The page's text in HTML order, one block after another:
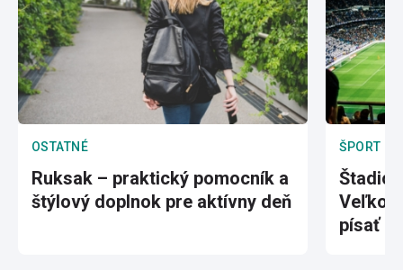
OSTATNÉ
Ruksak – praktický pomocník a
štýlový doplnok pre aktívny deň
ŠPORT
písať